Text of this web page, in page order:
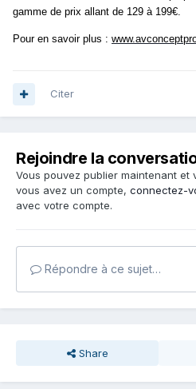
gamme de prix allant de 129 à 199€.
Pour en savoir plus :
Citer
Rejoindre la
Vous pouvez publier maintenant et
vous avez un compte, connectez-
avec votre compte.
Répondre à ce sujet…
Share